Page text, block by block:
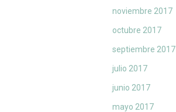
noviembre 2017
octubre 2017
septiembre 2017
julio 2017
junio 2017
mayo 2017